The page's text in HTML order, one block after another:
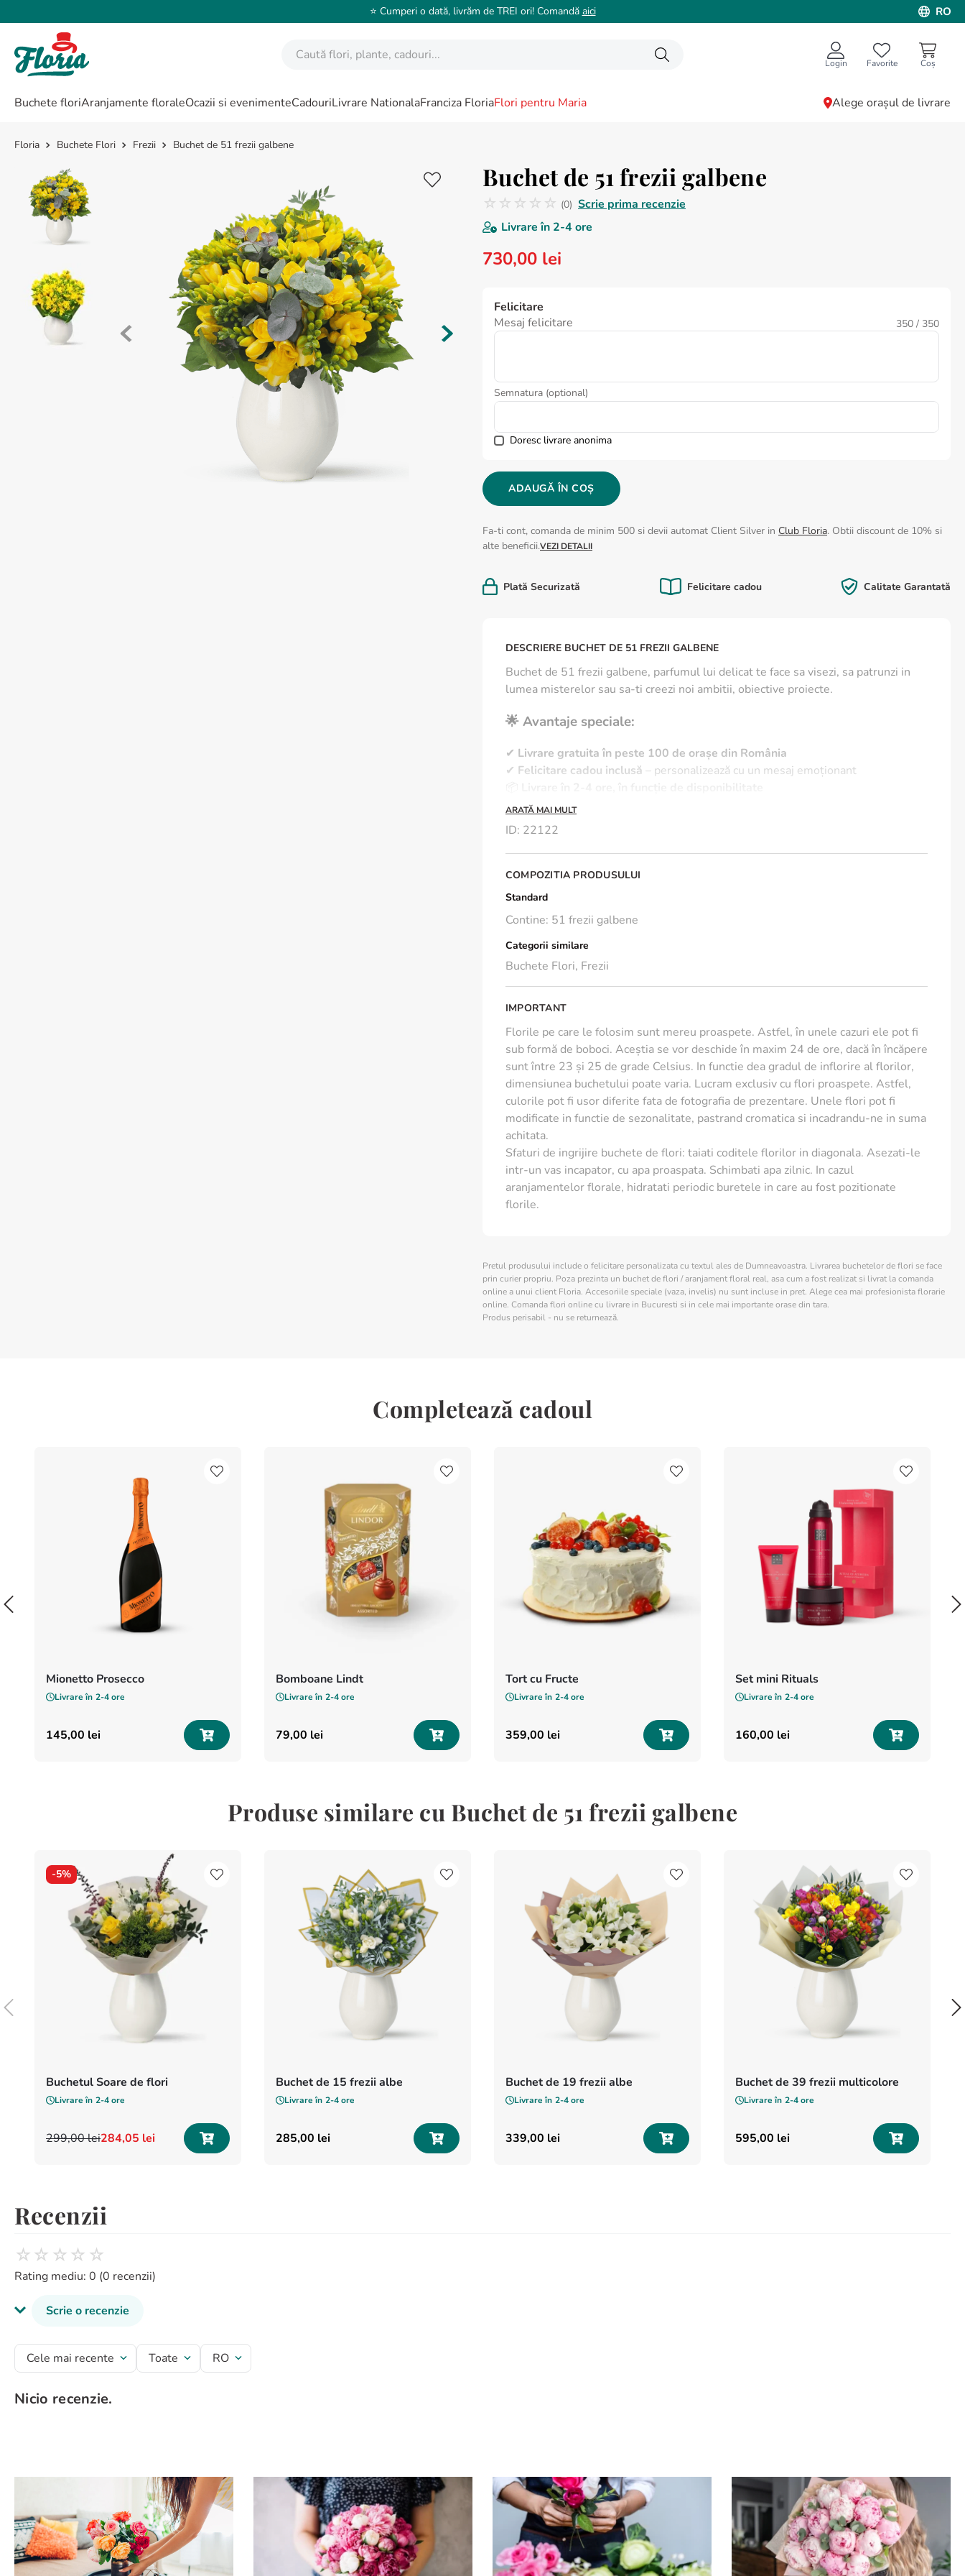
⭐️ Cumperi o dată, livrăm de TREI ori! Comandă aici RO
floarea soarelui
5. buchet lalele
hortensie
buchet crini
9. buchet trandafiri
crin
Login Favorite
Buchete floriAranjamente floraleOcazii si evenimenteCadouriLivrare NationalaFranciza FloriaFlori pentru Maria Alege orașul de livrare
Buchete Flori Frezii Buchet de 51 frezii galbene
Buchet de 51 frezii galbene
☆ ☆ ☆ ☆ ☆ (0)
Nicio recenzie
Scrie prima recenzie
Livrare în 2-4 ore
730,00 lei
Felicitare
Mesaj felicitare
350 / 350
Semnatura (optional)
Doresc livrare anonima
ADAUGĂ ÎN COȘ
Fa-ti cont, comanda de minim 500 si devii automat Client Silver in Club Floria. Obtii discount de 10% si
alte beneficii.VEZI DETALII
Plată Securizată Felicitare cadou Calitate Garantată
DESCRIERE BUCHET DE 51 FREZII GALBENE
Buchet de 51 frezii galbene, parfumul lui delicat te face sa visezi, sa patrunzi in
lumea misterelor sau sa-ti creezi noi ambitii, obiective proiecte.
🌟 Avantaje speciale:
✔ Livrare gratuita în peste 100 de orașe din România
✔ Felicitare cadou inclusă – personalizează cu un mesaj emoționant
🌿 Îngrijire și prospețime:
💧 Păstrează florile într-un vas curat cu apă proaspătă, schimbată zilnic.
✂ Taie tijele oblic la fiecare 2-3 zile pentru a menține prospețimea.
lungă de viață.
📩Comandă acumși oferă un buchet vibrant, plin de culoare și parfum!
ARATĂ MAI MULT
ID: 22122
COMPOZITIA PRODUSULUI
Standard
Contine: 51 frezii galbene
Categorii similare
Buchete Flori, Frezii
IMPORTANT
Florile pe care le folosim sunt mereu proaspete. Astfel, în unele cazuri ele pot fi
sub formă de boboci. Aceștia se vor deschide în maxim 24 de ore, dacă în încăpere
sunt între 23 și 25 de grade Celsius. In functie dea gradul de inflorire al florilor,
dimensiunea buchetului poate varia. Lucram exclusiv cu flori proaspete. Astfel,
culorile pot fi usor diferite fata de fotografia de prezentare. Unele flori pot fi
modificate in functie de sezonalitate, pastrand cromatica si incadrandu-ne in suma
achitata.
Sfaturi de ingrijire buchete de flori: taiati coditele florilor in diagonala. Asezati-le
intr-un vas incapator, cu apa proaspata. Schimbati apa zilnic. In cazul
aranjamentelor florale, hidratati periodic buretele in care au fost pozitionate
florile.
Pretul produsului include o felicitare personalizata cu textul ales de Dumneavoastra. Livrarea buchetelor de flori se face
prin curier propriu. Poza prezinta un buchet de flori / aranjament floral real, asa cum a fost realizat si livrat la comanda
online a unui client Floria. Accesoriile speciale (vaza, invelis) nu sunt incluse in pret. Alege cea mai profesionista florarie
online. Comanda flori online cu livrare in Bucuresti si in cele mai importante orase din tara.
Produs perisabil - nu se returnează.
Completează cadoul
Mionetto Prosecco
Livrare în 2-4 ore
145,00 lei
Bomboane Lindt
Livrare în 2-4 ore
79,00 lei
Tort cu Fructe
Livrare în 2-4 ore
359,00 lei
Set mini Rituals
Livrare în 2-4 ore
160,00 lei
Produse similare cu Buchet de 51 frezii galbene
-5%
Buchetul Soare de flori
Livrare în 2-4 ore
299,00lei284,05 lei
Buchet de 15 frezii albe
Livrare în 2-4 ore
285,00 lei
Buchet de 19 frezii albe
Livrare în 2-4 ore
339,00 lei
Buchet de 39 frezii multicolore
Livrare în 2-4 ore
595,00 lei
Recenzii
☆☆ ☆☆ ☆
Rating mediu: 0 (0 recenzii)
Scrie o recenzie
Titlu recenzie
Evaluează produsul cu un rating între 1 și 5 stele
Adresă de e-mail
Scrie o recenzie
Cele mai recente Toate RO
Nicio recenzie.